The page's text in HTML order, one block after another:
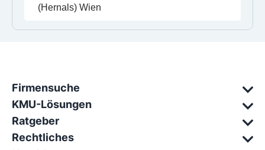
(Hernals) Wien
Firmensuche
KMU-Lösungen
Ratgeber
Rechtliches